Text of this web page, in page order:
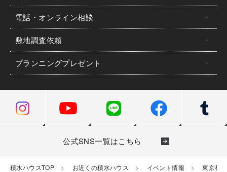
電話・オンライン相談
敷地調査依頼
プランニングプレゼント
公式SNS一覧はこちら
積水ハウスTOP お近くの積水ハウス イベント情報 東京都